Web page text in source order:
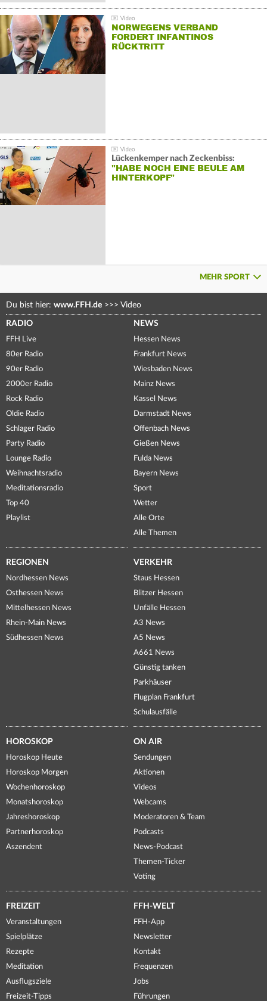
NORWEGENS VERBAND
FORDERT INFANTINOS
RÜCKTRITT
Lückenkemper nach Zeckenbiss:
"HABE NOCH EINE BEULE AM
HINTERKOPF"
MEHR SPORT
Du bist hier: www.FFH.de >>> Video
RADIO
FFH Live
80er Radio
90er Radio
2000er Radio
Rock Radio
Oldie Radio
Schlager Radio
Party Radio
Lounge Radio
Weihnachtsradio
Meditationsradio
Top 40
Playlist
NEWS
Hessen News
Frankfurt News
Wiesbaden News
Mainz News
Kassel News
Darmstadt News
Offenbach News
Gießen News
Fulda News
Bayern News
Sport
Wetter
Alle Orte
Alle Themen
REGIONEN
Nordhessen News
Osthessen News
Mittelhessen News
Rhein-Main News
Südhessen News
VERKEHR
Staus Hessen
Blitzer Hessen
Unfälle Hessen
A3 News
A5 News
A661 News
Günstig tanken
Parkhäuser
Flugplan Frankfurt
Schulausfälle
HOROSKOP
Horoskop Heute
Horoskop Morgen
Wochenhoroskop
Monatshoroskop
Jahreshoroskop
Partnerhoroskop
Aszendent
ON AIR
Sendungen
Aktionen
Videos
Webcams
Moderatoren & Team
Podcasts
News-Podcast
Themen-Ticker
Voting
FREIZEIT
Veranstaltungen
Spielplätze
Rezepte
Meditation
Ausflugsziele
Freizeit-Tipps
FFH-WELT
FFH-App
Newsletter
Kontakt
Frequenzen
Jobs
Führungen